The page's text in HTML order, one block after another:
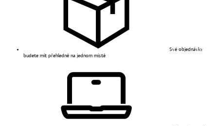
Své objednávky
budete mít přehledně na jednom místě